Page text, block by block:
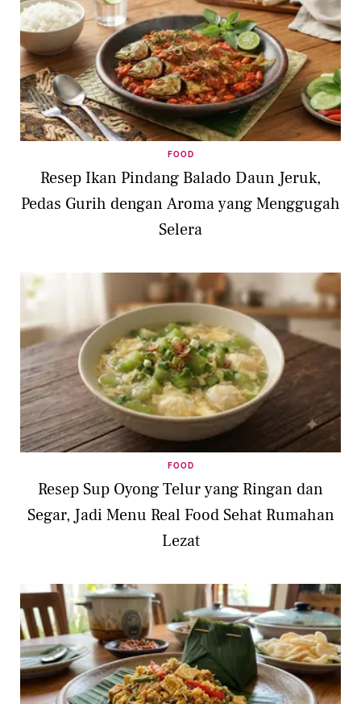
FOOD
Resep Ikan Pindang Balado Daun Jeruk,
Pedas Gurih dengan Aroma yang Menggugah
Selera
FOOD
Resep Sup Oyong Telur yang Ringan dan
Segar, Jadi Menu Real Food Sehat Rumahan
Lezat